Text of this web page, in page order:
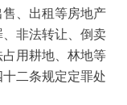
、出租等房地产
非法转让、倒卖
用耕地、林地等
二条规定定罪处